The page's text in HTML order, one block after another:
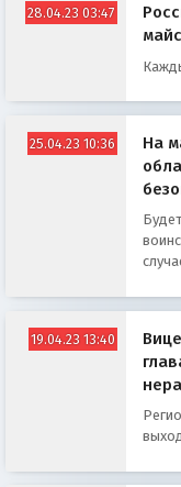
28.04.23 03:47
25.04.23 10:36
На
19.04.23 13:40